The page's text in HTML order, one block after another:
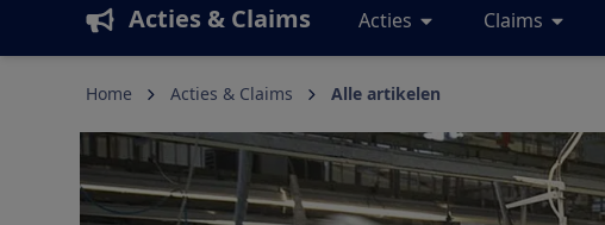
Acties & Claims Acties Claims
Home Acties & Claims Alle artikelen